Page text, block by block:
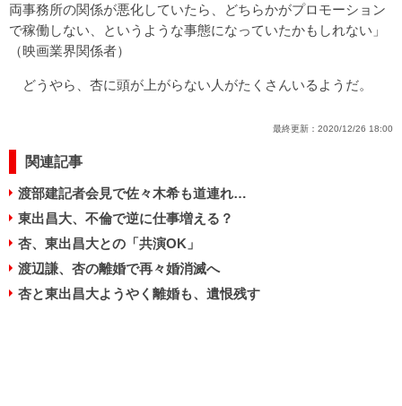
両事務所の関係が悪化していたら、どちらかがプロモーション
で稼働しない、というような事態になっていたかもしれない」
（映画業界関係者）
どうやら、杏に頭が上がらない人がたくさんいるようだ。
最終更新： 2020/12/26 18:00
関連記事
渡部建記者会見で佐々木希も道連れ…
東出昌大、不倫で逆に仕事増える？
杏、東出昌大との「共演OK」
渡辺謙、杏の離婚で再々婚消滅へ
杏と東出昌大ようやく離婚も、遺恨残す